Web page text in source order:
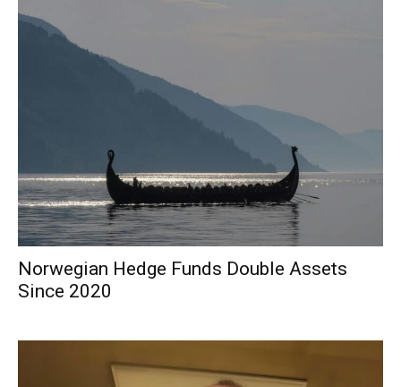
Norwegian Hedge Funds Double Assets
Since 2020